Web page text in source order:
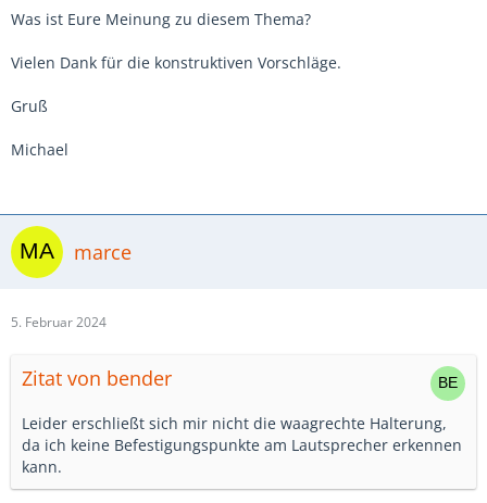
Was ist Eure Meinung zu diesem Thema?
Vielen Dank für die konstruktiven Vorschläge.
Gruß
Michael
marce
5. Februar 2024
Zitat von bender
Leider erschließt sich mir nicht die waagrechte Halterung,
da ich keine Befestigungspunkte am Lautsprecher erkennen
kann.